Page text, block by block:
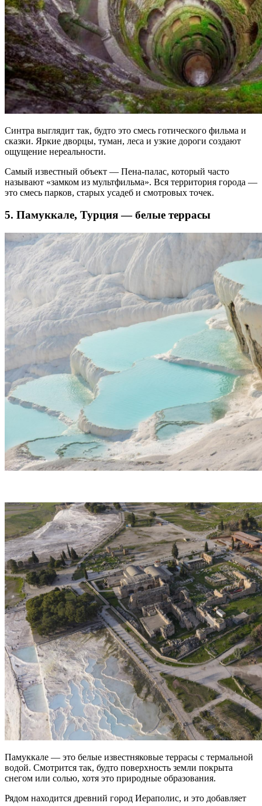
Синтра выглядит так, будто это смесь готического фильма и
сказки. Яркие дворцы, туман, леса и узкие дороги создают
ощущение нереальности.
Самый известный объект — Пена-палас, который часто
называют «замком из мультфильма». Вся территория города —
это смесь парков, старых усадеб и смотровых точек.
5. Памуккале, Турция — белые террасы
Памуккале — это белые известняковые террасы с термальной
водой. Смотрится так, будто поверхность земли покрыта
снегом или солью, хотя это природные образования.
Рядом находится древний город Иераполис, и это добавляет